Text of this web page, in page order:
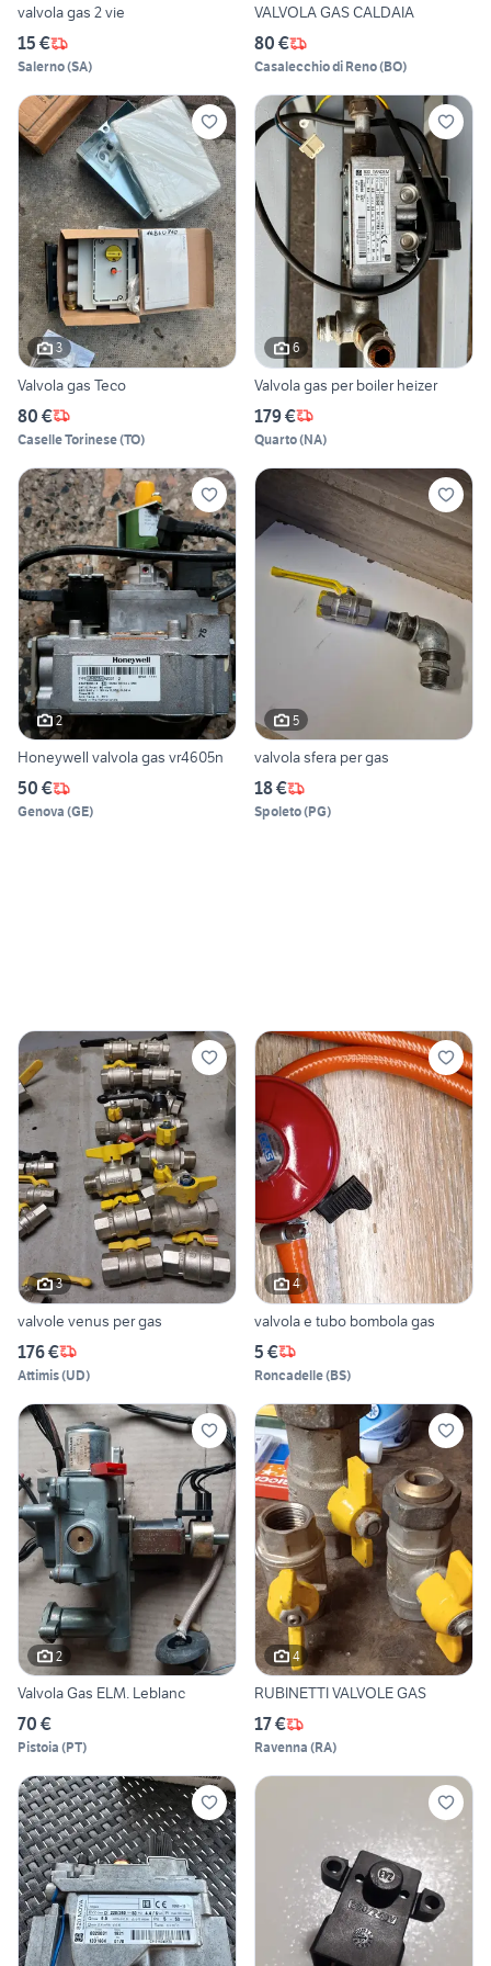
valvola gas 2 vie
15 €
Salerno(SA)
VALVOLA GAS CALDAIA
80 €
Casalecchio di Reno(BO)
3
Valvola gas Teco
80 €
Caselle Torinese(TO)
6
Valvola gas per boiler heizer
179 €
Quarto(NA)
2
Honeywell valvola gas vr4605n
50 €
Genova (GE)
5
valvola sfera per gas
18 €
Spoleto(PG)
3
valvole venus per gas
176 €
Attimis(UD)
4
valvola e tubo bombola gas
5 €
Roncadelle(BS)
2
Valvola Gas ELM. Leblanc
70 €
Pistoia (PT)
4
RUBINETTI VALVOLE GAS
17 €
Ravenna (RA)